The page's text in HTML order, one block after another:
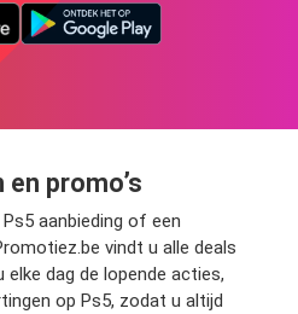
promo’s
aanbieding of een
vindt u alle deals
dag de lopende acties,
op Ps5, zodat u altijd